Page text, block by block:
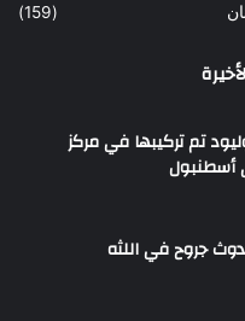
(159)
تم تركيبها في مركز
أسطنبول
جروح في اللثه